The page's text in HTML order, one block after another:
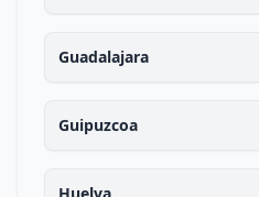
Guadalajara
Guipuzcoa